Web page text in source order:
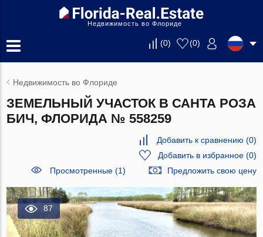
Недвижимость во Флориде
(0) (0)
Недвижимость во Флориде
ЗЕМЕЛЬНЫЙ УЧАСТОК В САНТА РОЗА
БИЧ, ФЛОРИДА № 558259
Добавить к сравнению (0)
Добавить в избранное(0)
Просмотренные (1)
Предложить свою цену
87